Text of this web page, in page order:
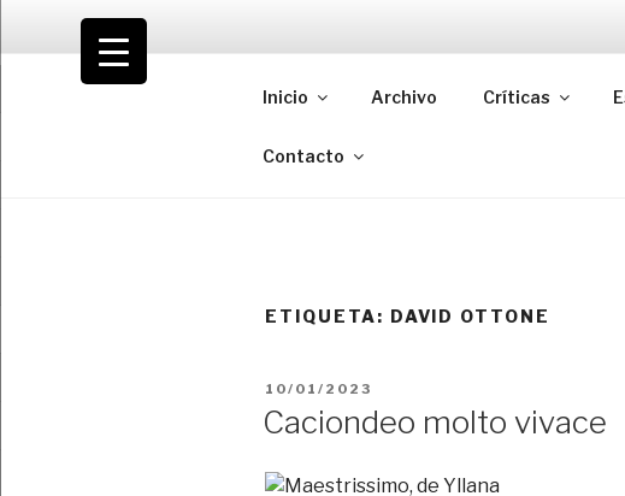
contenido
VOLODIA
Inicio Archivo Críticas
Contacto
ETIQUETA: DAVID OTTONE
PUBLICADO
10/01/2023
Caciondeo molto vivace